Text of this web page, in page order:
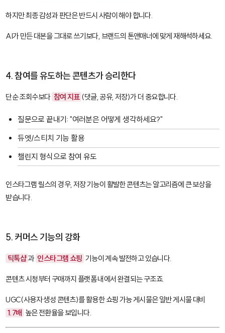
하지만 최종 감성과 판단은 반드시 사람이 해야 합니다.
AI가 만든 대본을 그대로 쓰기보다, 브랜드의 톤앤매너에 맞게 재해석하세요.
4. 참여를 유도하는 콘텐츠가 승리한다
단순 조회수보다 참여 지표 (댓글, 공유, 저장)가 더 중요합니다.
질문으로 끝내기: "여러분은 어떻게 생각하세요?"
듀엣/스티치 기능 활용
챌린지 형식으로 참여 유도
인스타그램 릴스의 경우, 저장 기능이 활발한 콘텐츠는 알고리즘에 큰 보상을
받습니다.
5. 커머스 기능의 강화
틱톡샵과 인스타그램 쇼핑 기능이 계속 발전하고 있습니다.
콘텐츠 시청부터 구매까지 플랫폼 내에서 완결되는 구조죠.
UGC(사용자 생성 콘텐츠)를 활용한 쇼핑 가능 게시물은 일반 게시물 대비
1.7배 높은 전환율을 보입니다.